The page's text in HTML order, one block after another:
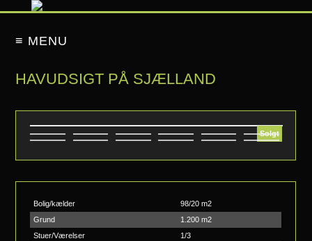
≡ MENU
HAVUDSIGT PÅ SJÆLLAND
Solgt
Bolig/kælder
98/20 m2
Grund
1.200 m2
Stuer/Værelser
1/3